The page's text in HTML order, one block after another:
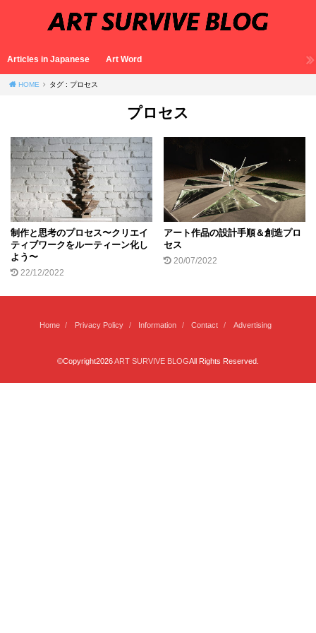
Articles in Japanese Art Word
HOME タグ : プロセス
プロセス
制作と思考のプロセス〜クリエイ
ティブワークをルーティーン化し
よう〜
22/12/2022
アート作品の設計手順＆創造プロ
セス
20/07/2022
Home Privacy Policy Information Contact Advertising
©Copyright2026ART SURVIVE BLOGAll Rights Reserved.